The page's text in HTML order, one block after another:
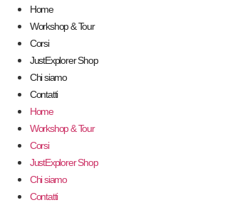
Home
Workshop & Tour
Corsi
JustExplorer Shop
Chi siamo
Contatti
Home
Workshop & Tour
Corsi
JustExplorer Shop
Chi siamo
Contatti